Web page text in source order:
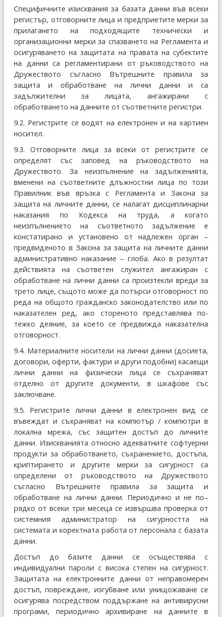
Специфичните изисквания за базата данни във всеки
регистър, отговорните лица и предприетите мерки за
прилагането на подходящите технически и
организационни мерки за спазването на Регламента и
осигуряването на защитата на правата на субектите
на данни са регламентирани от ръководството на
Дружеството съгласно Вътрешните правила за
защита и обработване на лични данни и са
задължителни за лицата, ангажирани с
обработването на данните от съответните регистри.
9.2. Регистрите се водят на електронен и на хартиен
носител.
9.3. Отговорните лица за всеки от регистрите се
определят със заповед на ръководството на
Дружеството. За неизпълнение на задълженията,
вменени на съответните длъжностни лица по този
Правилник във връзка с Регламента и Закона за
защита на личните данни, се налагат дисциплинарни
наказания по Кодекса на труда, а когато
неизпълнението на съответното задължение е
констатирано и установено от надлежен орган –
предвиденото в Закона за защита на личните данни
административно наказание – глоба. Ако в резултат
действията на съответен служител ангажиран с
обработване на лични данни са произтекли вреди за
трето лице, същото може да потърси отговорност по
реда на общото гражданско законодателство или по
наказателен ред, ако стореното представлява по-
тежко деяние, за което се предвижда наказателна
отговорност.
9.4. Материалните носители на лични данни (досиета,
договори, оферти, фактури и други подобни) касаещи
лични данни на физически лица се съхраняват
отделно от другите документи, в шкафове със
заключване.
9.5. Регистрите лични данни в електронен вид се
въвеждат и съхраняват на компютър / компютри в
локална мрежа, със защитен достъп до личните
данни. Изискванията относно адекватните софтуерни
продукти за обработването, съхранението, достъпа,
криптирането и другите мерки за сигурност са
определени от ръководството на Дружеството
съгласно Вътрешните правила за защита и
обработване на лични данни. Периодично и не по–
рядко от всеки три месеца се извършва проверка от
системния администратор на сигурността на
системата и коректната работа от персонала с базата
данни.
Достъп до базите данни се осъществява с
индивидуални пароли с висока степен на сигурност.
Защитата на електронните данни от неправомерен
достъп, повреждане, изгубване или унищожаване се
осигурява посредством поддържане на антивирусни
програми, периодично архивиране на данните в